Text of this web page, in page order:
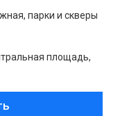
парки и скверы
площадь,